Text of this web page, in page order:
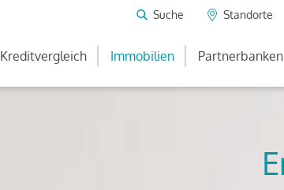
Suche Standorte
Kreditvergleich Immobilien Partnerbanken